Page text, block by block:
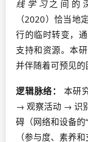
线学习之间的
（2020）恰当地
行的临时转变，
支持和资源。本
并伴随着可预见的
逻辑脉络：
本研
→ 观察活动 → 识
碍（网络和设备的
（参与度、素养